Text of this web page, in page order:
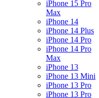
iPhone 15 Pro
Max
iPhone 14
iPhone 14 Plus
iPhone 14 Pro
iPhone 14 Pro
Max
iPhone 13
iPhone 13 Mini
iPhone 13 Pro
iPhone 13 Pro